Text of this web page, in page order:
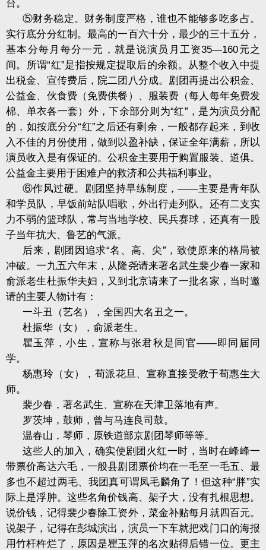
台。
⑤财务稳定。财务制度严格，谁也不能够多吃多占。
实行底分分红制。最高的一百六十分，最少的三十五分，
基本分每月每分一元，就是说演员月工资35—160元之
间。所谓“红”是指按规定提取后的余额。从整个收入中提
出税金、宣传费后，院二团八分成。剧团再提出公积金、
公益金、伙食费（免费供餐）、服装费（每人每年免费发
棉、单衣各一套）外，下余部分则为“红”，是为演员分配
的，如按底分分“红”之后还有剩余，一般都存起来，到收
入不佳的月份使用，做到以盈补缺，保证全年满薪，所以
演员收入是有保证的。公积金主要用于购置服装、道俱。
公益金主要用于困难户的救济和公共福利事业。
⑥作风过硬。剧团坚持早练制度，——主要是青年队
和学员队，早饭前站队唱歌，外出行走列队。还有二支实
力不弱的篮球队，常与当地学校、民兵赛球，还真有一股
子当年抗大、鲁艺的气派。
后来，剧团因追求“名、高、尖”，致使原来的格局被
冲破。一九五六年末，从隆尧请来著名武生裴少春一家和
俞派老生杜振华夫妇，又到北京请来了一批名家，当时邀
请的主要人物计有：
一斗丑（艺名），全国四大名丑之一。
杜振华（女），俞派老生。
瞿玉萍，小生，宣称与张君秋是同官——即同届同
学。
杨惠玲（女），荀派花旦、宣称直接受教于荀惠生大
师。
裴少春，著名武生、宣称在天津卫落地有声。
罗茨坤，鼓师，曾与马连良司鼓。
温春山，琴师，原铁道部京剧团琴师等等。
这些人的加入，确实使剧团火红一时，当时在峰峰一
带票价高达六毛，一般县剧团票价均在一毛至一毛五、最
多也不超过两毛、我团真可谓凤毛麟角了！但这种“胖”实
际上是浮肿。这些名角价钱高、架子大，没有扎根思想。
说价钱，记得裴少春除工资外，菜金补贴每月就四百元。
说架子，记得在彭城演出，演员一下车就把戏门口的海报
用竹杆杵烂了，原因是瞿玉萍的名次贴得后错一位。更主